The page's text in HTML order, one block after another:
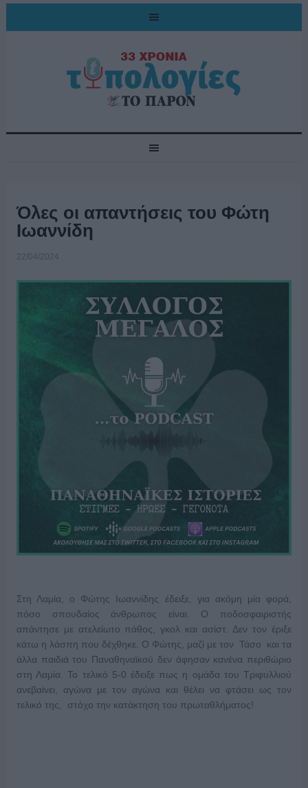
Όλες οι απαντήσεις του Φώτη
Ιωαννίδη
22/04/2024
Στη Λαμία, ο Φώτης Ιωαννίδης έδειξε, για ακόμη μία φορά,
πόσο σπουδαίος άνθρωπος είναι. Ο ποδοσφαιριστής
απάντησε με ατελείωτο πάθος, γκολ και ασίστ. Δεν τον έριξε
κάτω η λάσπη που δέχθηκε. Ο Φώτης, μαζί με τον Τάσο και τα
άλλα παιδιά του Παναθηναϊκού δεν άφησαν κανένα περιθώριο
στη Λαμία. Το τελικό 5-0 έδειξε πως η ομάδα του Τριφυλλιού
ανεβαίνει, αγώνα με τον αγώνα και θέλει να φτάσει ως τον
τελικό της, στόχο την κατάκτηση του πρωταθλήματος!